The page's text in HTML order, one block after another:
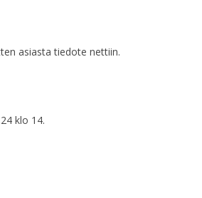
asiasta tiedote nettiin.
klo 14.